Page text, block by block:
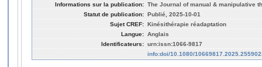
Informations sur la publication: The Journal of manual & manipulative
Statut de publication: Publié, 2025-10-01
Sujet CREF: Kinésithérapie réadaptation
Langue: Anglais
Identificateurs: urn:issn:1066-9817
info:doi/10.1080/